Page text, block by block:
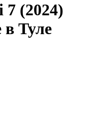
(2024)
Туле